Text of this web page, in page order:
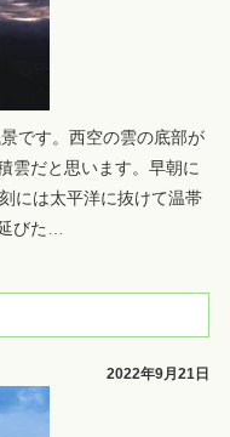
です。西空の雲の底部が
雲だと思います。早朝に
には太平洋に抜けて温帯
びた …
2022年9月21日